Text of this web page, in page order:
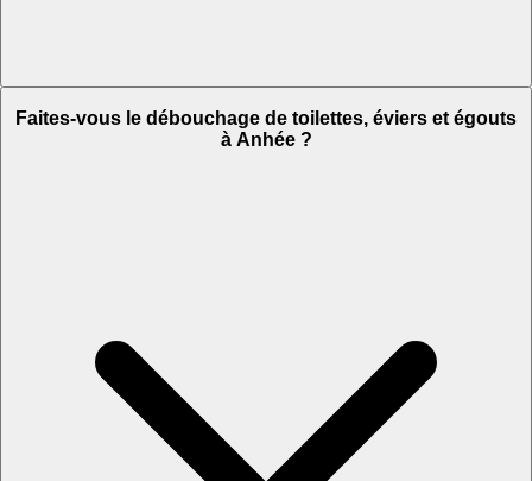
Faites-vous le débouchage de toilettes, éviers et égouts
à Anhée ?